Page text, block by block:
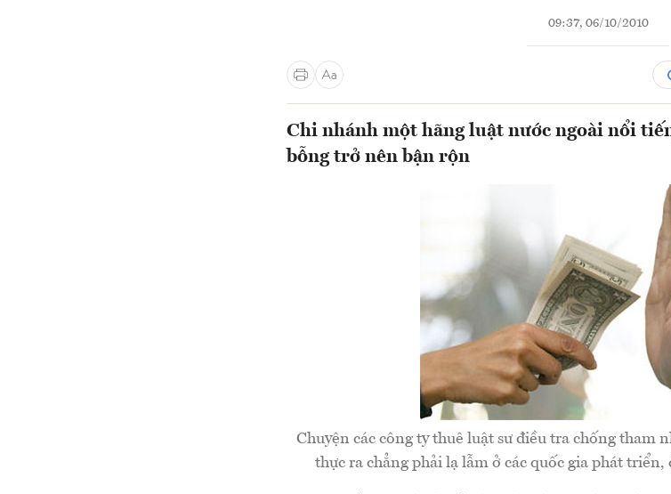
09:37, 06/10/2010
Chi nhánh một hãng luật nước ngoài nổi
bỗng trở nên bận rộn
Chuyện các công ty thuê luật sư điều tra chống tham
thực ra chẳng phải lạ lẫm ở các quốc gia phát